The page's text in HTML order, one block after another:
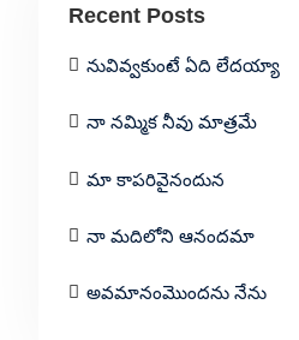
Recent Posts
నువివ్వకుంటే ఏది లేదయ్యా
నా నమ్మిక నీవు మాత్రమే
మా కాపరివైనందున
నా మదిలోని ఆనందమా
అవమానంమొందను నేను